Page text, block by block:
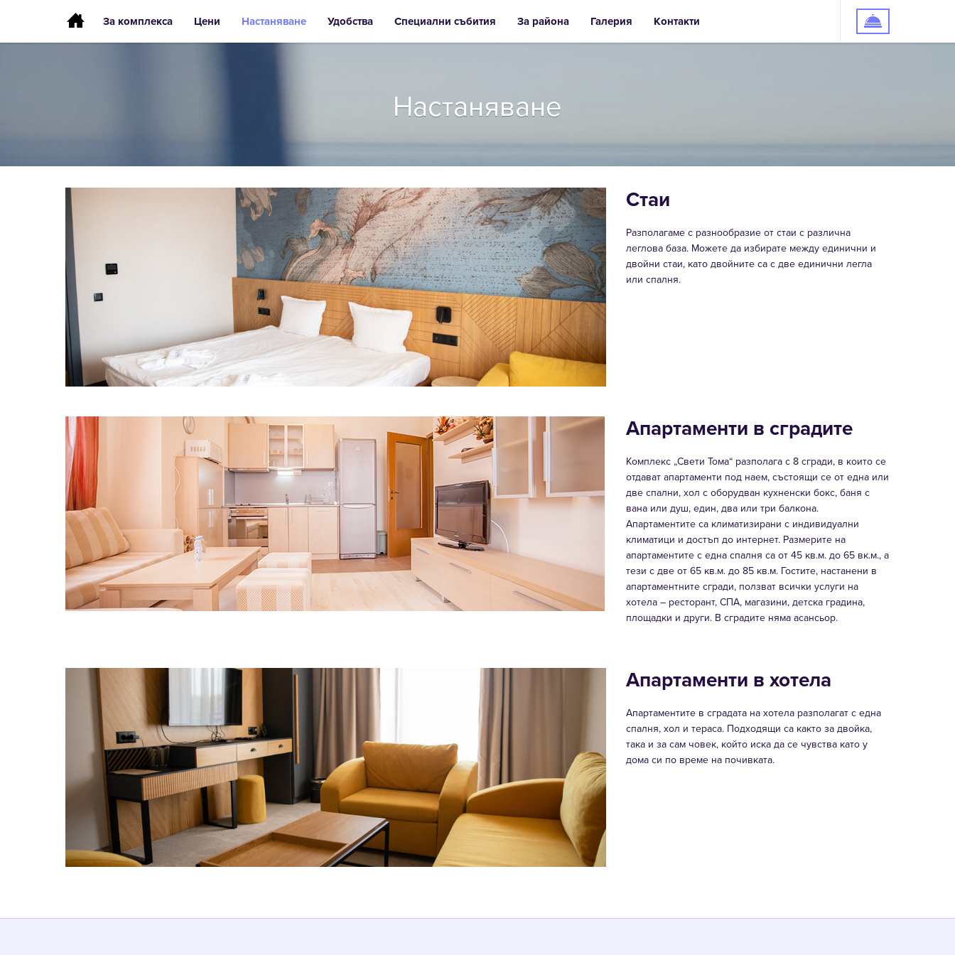
За комплекса Цени Настаняване Удобства Специални събития За района Галерия Контакти
Настаняване
Стаи
Разполагаме с разнообразие от стаи с различна
леглова база. Можете да избирате между единични и
двойни стаи, като двойните са с две единични легла
или спалня.
Апартаменти в сградите
Комплекс „Свети Тома“ разполага с 8 сгради, в които се
отдават апартаменти под наем, състоящи се от една или
две спални, хол с оборудван кухненски бокс, баня с
вана или душ, един, два или три балкона.
Апартаментите са климатизирани с индивидуални
климатици и достъп до интернет. Размерите на
апартаментите с една спалня са от 45 кв.м. до 65 вк.м., а
тези с две от 65 кв.м. до 85 кв.м. Гостите, настанени в
апартаментните сгради, ползват всички услуги на
хотела – ресторант, СПА, магазини, детска градина,
площадки и други. В сградите няма асансьор.
Апартаменти в хотела
Апартаментите в сградата на хотела разполагат с една
спалня, хол и тераса. Подходящи са както за двойка,
така и за сам човек, който иска да се чувства като у
дома си по време на почивката.